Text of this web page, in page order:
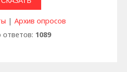
| Архив опросов
ответов: 1089